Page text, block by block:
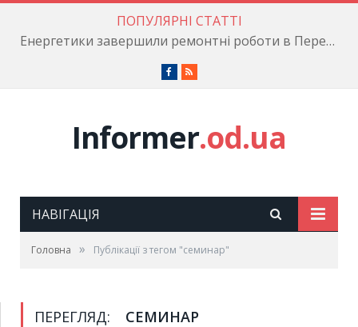
ПОПУЛЯРНІ СТАТТІ
Енергетики завершили ремонтні роботи в Пересипському районі
Facebook
RSS
Informer.od.ua
НАВІГАЦІЯ
Головна » Публікації з тегом "семинар"
ПЕРЕГЛЯД: СЕМИНАР